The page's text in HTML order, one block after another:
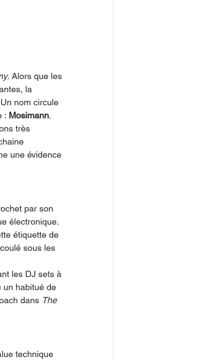
. Alors que les
la
nom circule
: Mosimann.
très
une évidence
par son
électronique.
étiquette de
sous les
les DJ sets à
un habitué de
dans The
technique